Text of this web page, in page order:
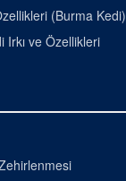
(Burma Kedi)
Irkı ve Özellikleri